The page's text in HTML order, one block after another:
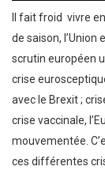
Il fait froid vivre
de saison,
scrutin européen
crise
avec le Brexit ;
crise vaccinale,
mouvementée.
ces différentes